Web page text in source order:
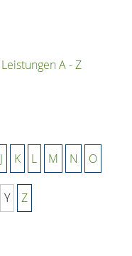
Leistungen A - Z
J K L M N O
Y Z